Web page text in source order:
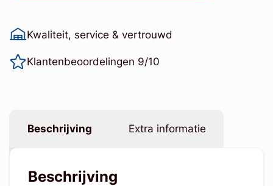
Kwaliteit, service & vertrouwd
Klantenbeoordelingen 9/10
Beschrijving Extra informatie
Beschrijving